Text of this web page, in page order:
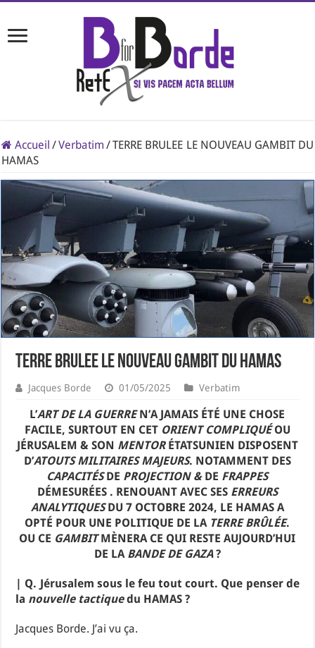
Accueil /Verbatim /TERRE BRULEE LE NOUVEAU GAMBIT DU
HAMAS
TERRE BRULEE LE NOUVEAU GAMBIT DU HAMAS
Jacques Borde 01/05/2025 Verbatim
L’ART DE LA GUERREN’A JAMAIS ÉTÉ UNE CHOSE
FACILE, SURTOUT EN CET ORIENT COMPLIQUÉOU
JÉRUSALEM & SON MENTORÉTATSUNIEN DISPOSENT
D’ATOUTS MILITAIRES MAJEURS. NOTAMMENT DES
CAPACITÉSDE PROJECTION &DE FRAPPES
DÉMESURÉES . RENOUANT AVEC SES ERREURS
ANALYTIQUESDU 7 OCTOBRE 2024, LE HAMAS A
OPTÉ POUR UNE POLITIQUE DE LA TERRE BRÛLÉE.
OU CE GAMBITMÈNERA CE QUI RESTE AUJOURD’HUI
DE LA BANDE DE GAZA?
| Q. Jérusalem sous le feu tout court. Que penser de
la nouvelle tactiquedu HAMAS ?
Jacques Borde. J’ai vu ça.